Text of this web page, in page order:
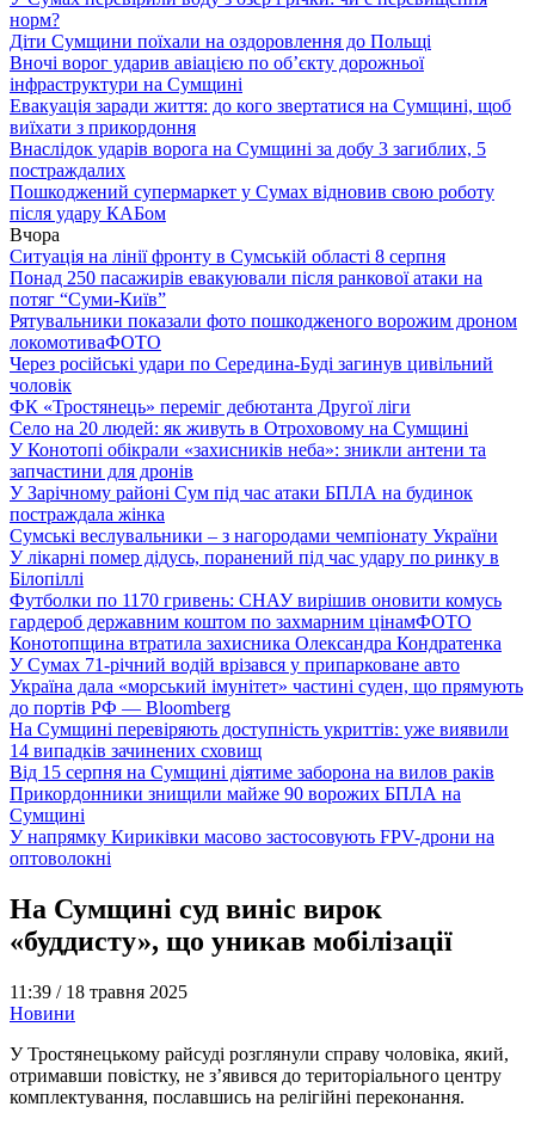
норм?
Діти Сумщини поїхали на оздоровлення до Польщі
Вночі ворог ударив авіацією по обʼєкту дорожньої
інфраструктури на Сумщині
Евакуація заради життя: до кого звертатися на Сумщині, щоб
виїхати з прикордоння
Внаслідок ударів ворога на Сумщині за добу 3 загиблих, 5
постраждалих
Пошкоджений супермаркет у Сумах відновив свою роботу
після удару КАБом
Вчора
Ситуація на лінії фронту в Сумській області 8 серпня
Понад 250 пасажирів евакуювали після ранкової атаки на
потяг “Суми-Київ”
Рятувальники показали фото пошкодженого ворожим дроном
локомотиваФОТО
Через російські удари по Середина-Буді загинув цивільний
чоловік
ФК «Тростянець» переміг дебютанта Другої ліги
Село на 20 людей: як живуть в Отроховому на Сумщині
У Конотопі обікрали «захисників неба»: зникли антени та
запчастини для дронів
У Зарічному районі Сум під час атаки БПЛА на будинок
постраждала жінка
Сумські веслувальники – з нагородами чемпіонату України
У лікарні помер дідусь, поранений під час удару по ринку в
Білопіллі
Футболки по 1170 гривень: СНАУ вирішив оновити комусь
гардероб державним коштом по захмарним цінамФОТО
Конотопщина втратила захисника Олександра Кондратенка
У Сумах 71-річний водій врізався у припарковане авто
Україна дала «морський імунітет» частині суден, що прямують
до портів РФ — Bloomberg
На Сумщині перевіряють доступність укриттів: уже виявили
14 випадків зачинених сховищ
Від 15 серпня на Сумщині діятиме заборона на вилов раків
Прикордонники знищили майже 90 ворожих БПЛА на
Сумщині
У напрямку Кириківки масово застосовують FPV-дрони на
оптоволокні
На Сумщині суд виніс вирок
«буддисту», що уникав мобілізації
11:39 / 18 травня 2025
Новини
У Тростянецькому райсуді розглянули справу чоловіка, який,
отримавши повістку, не з’явився до територіального центру
комплектування, пославшись на релігійні переконання.